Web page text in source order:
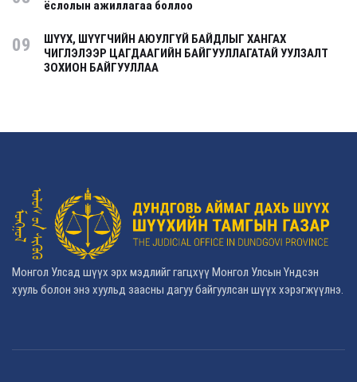
ёслолын ажиллагаа боллоо
09
ШҮҮХ, ШҮҮГЧИЙН АЮУЛГҮЙ БАЙДЛЫГ ХАНГАХ
ЧИГЛЭЛЭЭР ЦАГДААГИЙН БАЙГУУЛЛАГАТАЙ УУЛЗАЛТ
ЗОХИОН БАЙГУУЛЛАА
Монгол Улсад шүүх эрх мэдлийг гагцхүү Монгол Улсын Үндсэн
хууль болон энэ хуульд заасны дагуу байгуулсан шүүх хэрэгжүүлнэ.